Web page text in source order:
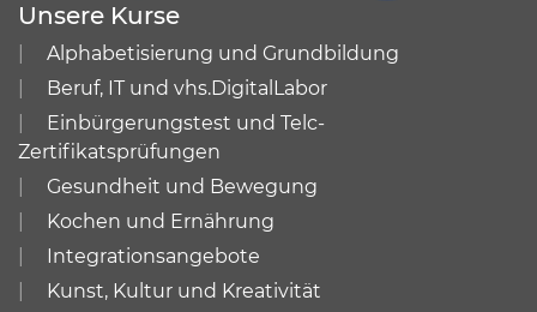
Unsere Kurse
Alphabetisierung und Grundbildung
Beruf, IT und vhs.DigitalLabor
Einbürgerungstest und Telc-
Zertifikatsprüfungen
Gesundheit und Bewegung
Kochen und Ernährung
Integrationsangebote
Kunst, Kultur und Kreativität